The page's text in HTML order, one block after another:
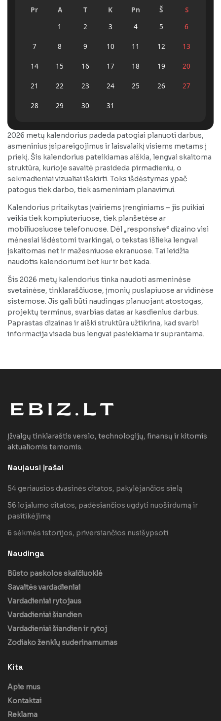
Pr A T K Pn Š
S
1
2 3 4 5 6
7 8 9 10 11 12 13
14 15 16 17 18 19 20
21 22 23 24 25 26 27
28 29 30 31
2026 metų kalendorius padeda patogiai planuoti darbus,
asmeninius įsipareigojimus ir laisvalaikį visiems metams į
priekį. Šis kalendorius pateikiamas aiškia, lengvai skaitoma
struktūra, kurioje savaitė prasideda pirmadieniu, o
sekmadieniai vizualiai išskirti. Toks išdėstymas ypač
patogus tiek darbo, tiek asmeniniam planavimui.
Kalendorius pritaikytas įvairiems įrenginiams – jis puikiai
veikia tiek kompiuteriuose, tiek planšetėse ar
mobiliuosiuose telefonuose. Dėl „responsive“ dizaino visi
mėnesiai išdėstomi tvarkingai, o tekstas išlieka lengvai
įskaitomas net ir mažesniuose ekranuose. Tai leidžia
naudotis kalendoriumi bet kur ir bet kada.
Šis 2026 metų kalendorius tinka naudoti asmeninėse
svetainėse, tinklaraščiuose, įmonių puslapiuose ar vidinėse
sistemose. Jis gali būti naudingas planuojant atostogas,
projektų terminus, svarbias datas ar kasdienius darbus.
Paprastas dizainas ir aiški struktūra užtikrina, kad svarbi
informacija visada bus lengvai pasiekiama ir suprantama.
Įžvalgų tinklaraštis verslo, technologijų, finansų ir kitomis
aktualiomis temomis.
Naujausi įrašai
54 geriausios dvasinės citatos, pakylėjančios sielą
56 lojalumo citatos, padėsiančios ugdyti nuoširdumą ir
pasitikėjimą
6 sėkmės istorijos, priversiančios nusišypsoti
Naudinga
Būsto paskolos skaičiuoklė
Savaitės vardadieniai
Vardadieniai rytojaus
Vardadieniai šiandien
Vardadieniai šiandien ir rytoj
Zodiako ženklų suderinamumas
Kita
Apie mus
Kontaktai
Reklama